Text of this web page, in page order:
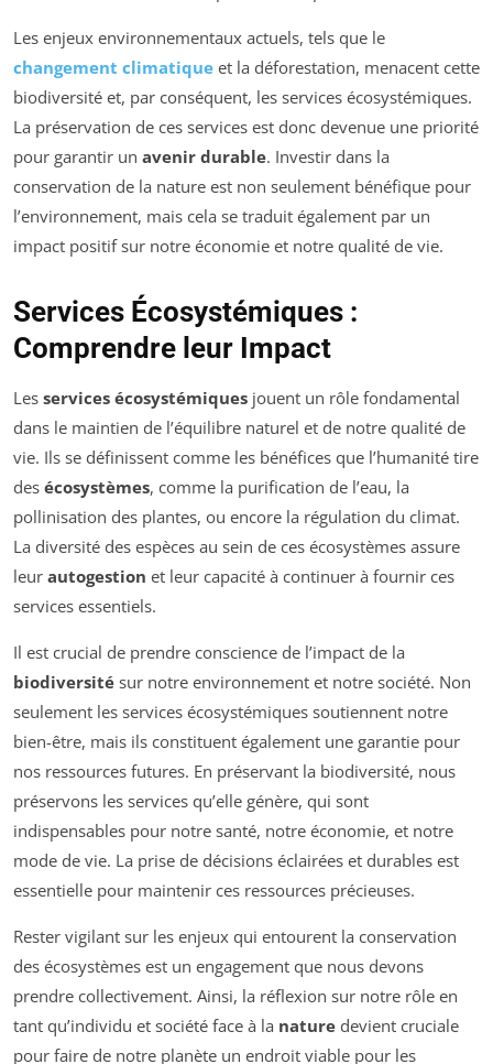
Les enjeux environnementaux actuels, tels que le
changement climatique et la déforestation, menacent cette
biodiversité et, par conséquent, les services écosystémiques.
La préservation de ces services est donc devenue une priorité
pour garantir un avenir durable. Investir dans la
conservation de la nature est non seulement bénéfique pour
l’environnement, mais cela se traduit également par un
impact positif sur notre économie et notre qualité de vie.
Services Écosystémiques :
Comprendre leur Impact
Les services écosystémiques jouent un rôle fondamental
dans le maintien de l’équilibre naturel et de notre qualité de
vie. Ils se définissent comme les bénéfices que l’humanité tire
des écosystèmes, comme la purification de l’eau, la
pollinisation des plantes, ou encore la régulation du climat.
La diversité des espèces au sein de ces écosystèmes assure
leur autogestion et leur capacité à continuer à fournir ces
services essentiels.
Il est crucial de prendre conscience de l’impact de la
biodiversité sur notre environnement et notre société. Non
seulement les services écosystémiques soutiennent notre
bien-être, mais ils constituent également une garantie pour
nos ressources futures. En préservant la biodiversité, nous
préservons les services qu’elle génère, qui sont
indispensables pour notre santé, notre économie, et notre
mode de vie. La prise de décisions éclairées et durables est
essentielle pour maintenir ces ressources précieuses.
Rester vigilant sur les enjeux qui entourent la conservation
des écosystèmes est un engagement que nous devons
prendre collectivement. Ainsi, la réflexion sur notre rôle en
tant qu’individu et société face à la nature devient cruciale
pour faire de notre planète un endroit viable pour les